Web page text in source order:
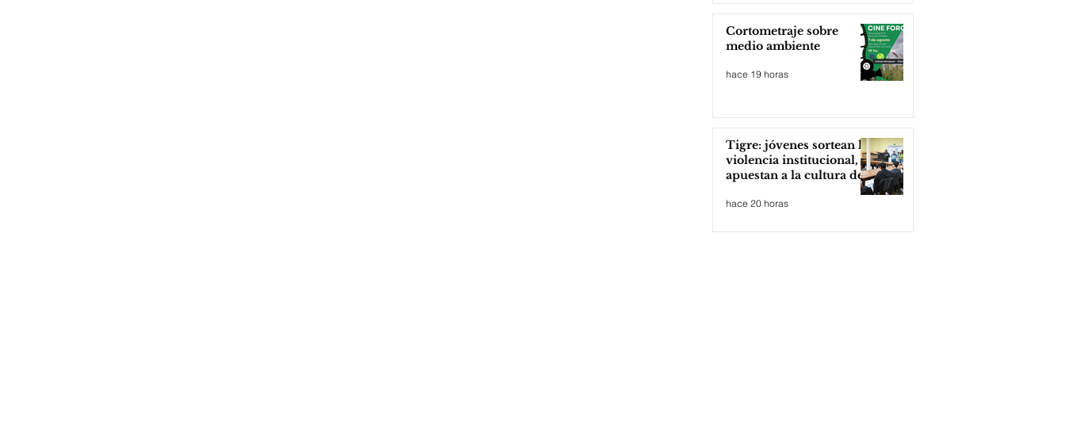
Cortometraje sobre
medio ambiente
hace 19 horas
Tigre: jóvenes sortean la
violencia institucional,
apuestan a la cultura del
hace 20 horas